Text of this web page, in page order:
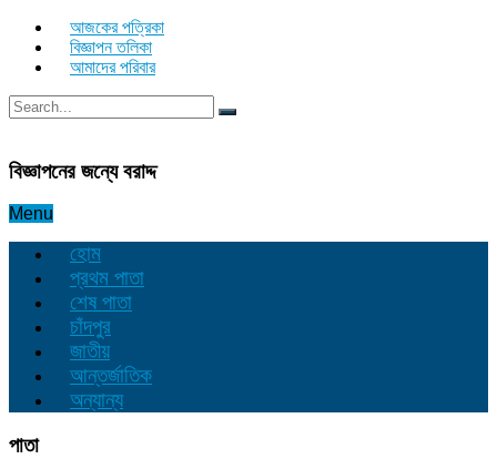
আজকের পত্রিকা
বিজ্ঞাপন তলিকা
আমাদের পরিবার
বিজ্ঞাপনের জন্যে বরাদ্দ
Menu
হোম
প্রথম পাতা
শেষ পাতা
চাঁদপুর
জাতীয়
আন্তর্জাতিক
অন্যান্য
পাতা